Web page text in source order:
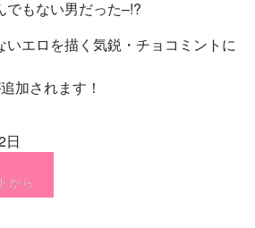
でもない男だった–!?
いエロを描く気鋭・チョコミントに
加されます！
日
から